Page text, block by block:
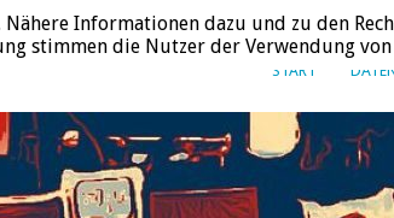
START
Informationen dazu und zu den
stimmen die Nutzer der Verwendung von